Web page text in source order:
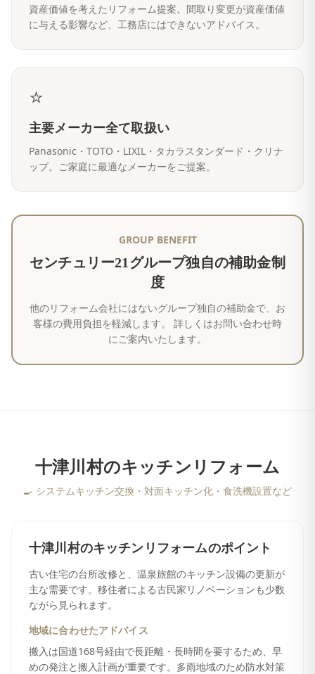
資産価値を考えたリフォーム提案。間取り変更が資産価値
に与える影響など、工務店にはできないアドバイス。
⭐
主要メーカー全て取扱い
Panasonic・TOTO・LIXIL・タカラスタンダード・クリナ
ップ。ご家庭に最適なメーカーをご提案。
GROUP BENEFIT
センチュリー21グループ独自の補助金制
度
他のリフォーム会社にはないグループ独自の補助金で、お
客様の費用負担を軽減します。 詳しくはお問い合わせ時
にご案内いたします。
十津川村のキッチンリフォーム
🍳 システムキッチン交換・対面キッチン化・食洗機設置など
十津川村のキッチンリフォームのポイント
古い住宅の台所改修と、温泉旅館のキッチン設備の更新が
主な需要です。移住者による古民家リノベーションも少数
ながら見られます。
地域に合わせたアドバイス
搬入は国道168号経由で長距離・長時間を要するため、早
めの発注と搬入計画が重要です。多雨地域のため防水対策